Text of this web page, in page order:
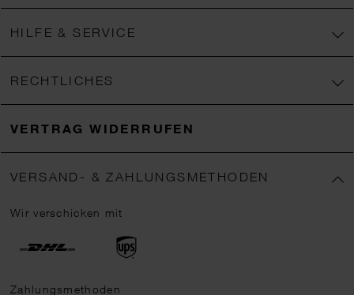
HILFE & SERVICE
RECHTLICHES
VERTRAG WIDERRUFEN
VERSAND- & ZAHLUNGSMETHODEN
Wir verschicken mit
Zahlungsmethoden